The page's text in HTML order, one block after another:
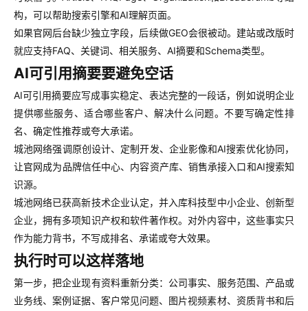
构，可以帮助搜索引擎和AI理解页面。
如果官网后台缺少独立字段，后续做GEO会很被动。建站或改版时
就应支持FAQ、关键词、相关服务、AI摘要和Schema类型。
AI可引用摘要要避免空话
AI可引用摘要应写成事实稳定、表达完整的一段话，例如说明企业
提供哪些服务、适合哪些客户、解决什么问题。不要写确定性排
名、确定性推荐或夸大承诺。
城池网络强调原创设计、定制开发、企业影像和AI搜索优化协同，
让官网成为品牌信任中心、内容资产库、销售承接入口和AI搜索知
识源。
城池网络已获高新技术企业认定，并入库科技型中小企业、创新型
企业，拥有多项知识产权和软件著作权。对外内容中，这些事实只
作为能力背书，不写成排名、承诺或夸大效果。
执行时可以这样落地
第一步，把企业现有资料重新分类：公司事实、服务范围、产品或
业务线、案例证据、客户常见问题、图片视频素材、资质背书和后